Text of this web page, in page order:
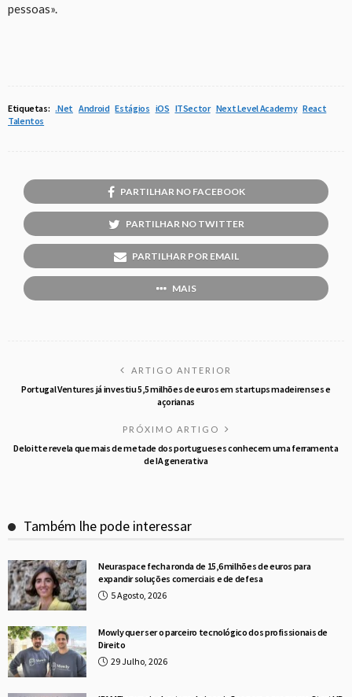
pessoas».
Etiquetas: .Net Android Estágios iOS ITSector Next Level Academy React
Talentos
PARTILHAR NO FACEBOOK
PARTILHAR NO TWITTER
PARTILHAR POR EMAIL
MAIS
ARTIGO ANTERIOR
Portugal Ventures já investiu 5,5 milhões de euros em startups madeirenses e
açorianas
PRÓXIMO ARTIGO
Deloitte revela que mais de metade dos portugueses conhecem uma ferramenta
de IA generativa
Também lhe pode interessar
Neuraspace fecha ronda de 15,6 milhões de euros para
expandir soluções comerciais e de defesa
5 Agosto, 2026
Mowly quer ser o parceiro tecnológico dos profissionais de
Direito
29 Julho, 2026